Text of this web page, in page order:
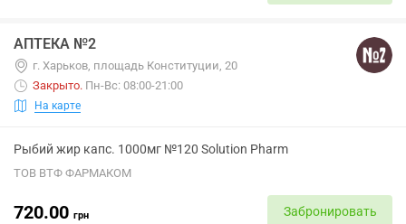
АПТЕКА №2
г. Харьков, площадь Конституции, 20
Закрыто. Пн-Вс: 08:00-21:00
На карте
Рыбий жир капс. 1000мг №120 Solution Pharm
ТОВ ВТФ ФАРМАКОМ
720.00 грн Забронировать